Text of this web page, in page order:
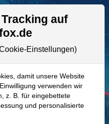
Aktien- und Artikelsuche
Aktie
auf
Einstellungen)
damit unsere Website
verwenden wir
z. B. für eingebettete
und personalisierte